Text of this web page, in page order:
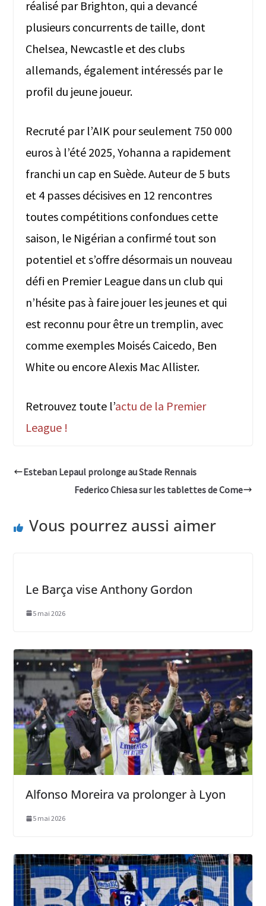
réalisé par Brighton, qui a devancé
plusieurs concurrents de taille, dont
Chelsea, Newcastle et des clubs
allemands, également intéressés par le
profil du jeune joueur.
Recruté par l’AIK pour seulement 750 000
euros à l’été 2025, Yohanna a rapidement
franchi un cap en Suède. Auteur de 5 buts
et 4 passes décisives en 12 rencontres
toutes compétitions confondues cette
saison, le Nigérian a confirmé tout son
potentiel et s’offre désormais un nouveau
défi en Premier League dans un club qui
n’hésite pas à faire jouer les jeunes et qui
est reconnu pour être un tremplin, avec
comme exemples Moisés Caicedo, Ben
White ou encore Alexis Mac Allister.
Retrouvez toute l’actu de la Premier
League !
Esteban Lepaul prolonge au Stade Rennais
Federico Chiesa sur les tablettes de Come
Vous pourrez aussi aimer
Le Barça vise Anthony Gordon
5 mai 2026
Alfonso Moreira va prolonger à Lyon
5 mai 2026